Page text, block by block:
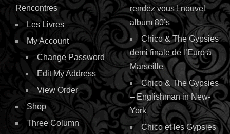
Rencontres
Les Livres
My Account
Change Password
Edit My Address
View Order
Shop
Three Column
rendez vous ! nouvel
album 80’s
Chico & The Gypsies
demi finale de l’Euro à
Marseille
Chico & The Gypsies
– Englishman in New-
York
Chico et les Gypsies